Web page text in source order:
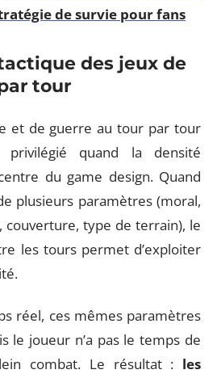
de survie pour fans
des jeux de
tour
et de guerre au tour par tour
quand la densité
du game design. Quand
plusieurs paramètres (moral,
couverture, type de terrain), le
les tours permet d’exploiter
réel, ces mêmes paramètres
le joueur n’a pas le temps de
combat. Le résultat : les